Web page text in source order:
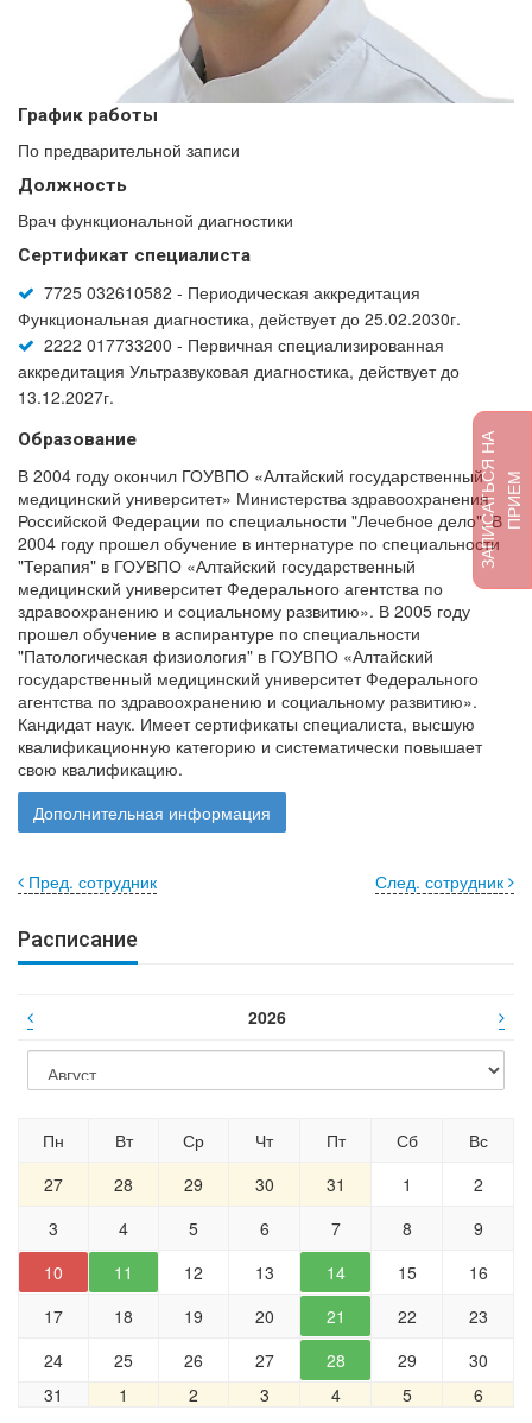
График работы
По предварительной записи
Должность
Врач функциональной диагностики
Сертификат специалиста
7725 032610582 - Периодическая аккредитация
Функциональная диагностика, действует до 25.02.2030г.
2222 017733200 - Первичная специализированная
аккредитация Ультразвуковая диагностика, действует до
13.12.2027г.
Образование
В 2004 году окончил ГОУВПО «Алтайский государственный
медицинский университет» Министерства здравоохранения
Российской Федерации по специальности "Лечебное дело". В
2004 году прошел обучение в интернатуре по специальности
"Терапия" в ГОУВПО «Алтайский государственный
медицинский университет Федерального агентства по
здравоохранению и социальному развитию». В 2005 году
прошел обучение в аспирантуре по специальности
"Патологическая физиология" в ГОУВПО «Алтайский
государственный медицинский университет Федерального
агентства по здравоохранению и социальному развитию».
Кандидат наук. Имеет сертификаты специалиста, высшую
квалификационную категорию и систематически повышает
свою квалификацию.
Дополнительная информация
След. сотрудник
Пред. сотрудник
Расписание
2026
Пн Вт Ср Чт Пт Сб
Вс
27
28 29 30 31 1
2
3
4 5 6 7 8
9
10
11 12 13 14 15
16
17
18 19 20 21 22
23
24
25 26 27 28 29
30
31
1 2 3 4 5 6
З
А
П
И
С
А
Т
ЬС
Я
Н
А
П
Р
И
ЕМ